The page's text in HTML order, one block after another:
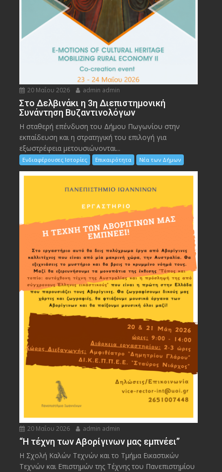
20 Μαΐου 2026 admin admin
Στο Δελβινάκι η 3η Διεπιστημονική
Συνάντηση Βυζαντινολόγων
Η σταθερή επένδυση του Δήμου Πωγωνίου στην
εκπαίδευση και η στρατηγική του επιλογή για
εξωστρέφεια μετουσιώνονται...
Ενδιαφέρουσες Ιστορίες Επικαιρότητα Νέα των Δήμων
20 Μαΐου 2026 admin admin
“Η τέχνη των Αβορίγινων μας εμπνέει”
Η Σχολή Καλών Τεχνών και το Τμήμα Εικαστικών
Τεχνών και Επιστημών της Τέχνης του Πανεπιστημίου